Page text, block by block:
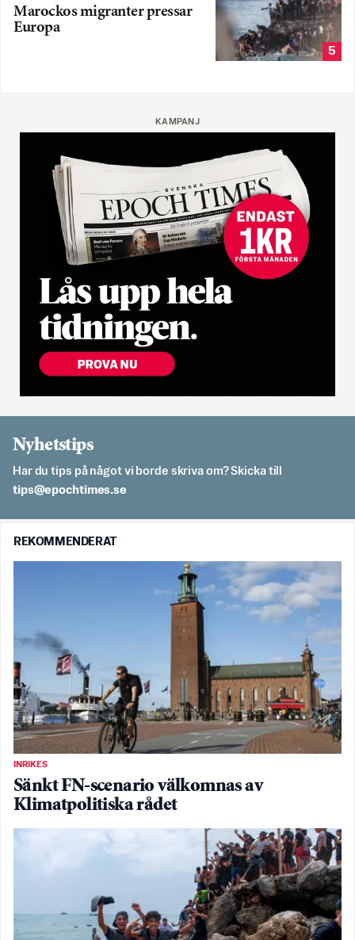
Marockos migranter pressar
Europa
5
KAMPANJ
Nyhetstips
Har du tips på något vi borde skriva om? Skicka till
es.semithcope@spit
REKOMMENDERAT
INRIKES
Sänkt FN-scenario välkomnas av
Klimatpolitiska rådet